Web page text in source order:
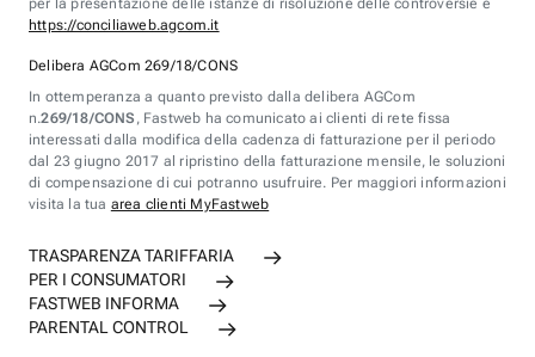
per la presentazione delle istanze di risoluzione delle controversie è
https://conciliaweb.agcom.it
Delibera AGCom 269/18/CONS
In ottemperanza a quanto previsto dalla delibera AGCom
n.269/18/CONS , Fastweb ha comunicato ai clienti di rete fissa
interessati dalla modifica della cadenza di fatturazione per il periodo
dal 23 giugno 2017 al ripristino della fatturazione mensile, le soluzioni
di compensazione di cui potranno usufruire. Per maggiori informazioni
visita la tua area clienti MyFastweb
TRASPARENZA TARIFFARIA
PER I CONSUMATORI
FASTWEB INFORMA
PARENTAL CONTROL